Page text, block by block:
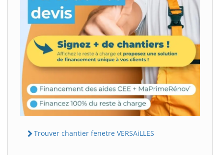
Trouver chantier fenetre VERSAiLLES